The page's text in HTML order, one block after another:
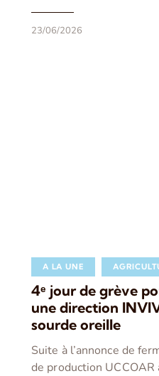
23/06/2026
A LA UNE
4ᵉ jour de grève
une direction
sourde oreille
Suite à l’annonce de
de production UCCOAR